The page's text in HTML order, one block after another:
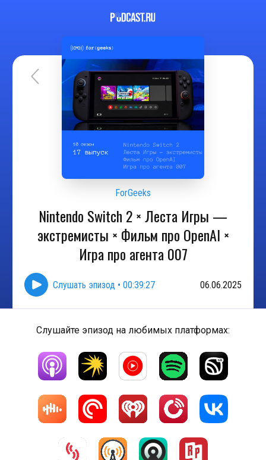
ForGeeks
Nintendo Switch 2 × Леста Игры —
экстремисты × Фильм про OpenAI ×
Игра про агента 007
Слушать эпизод • 00:39:27 06.06.2025
Слушайте эпизод на любимых платформах: